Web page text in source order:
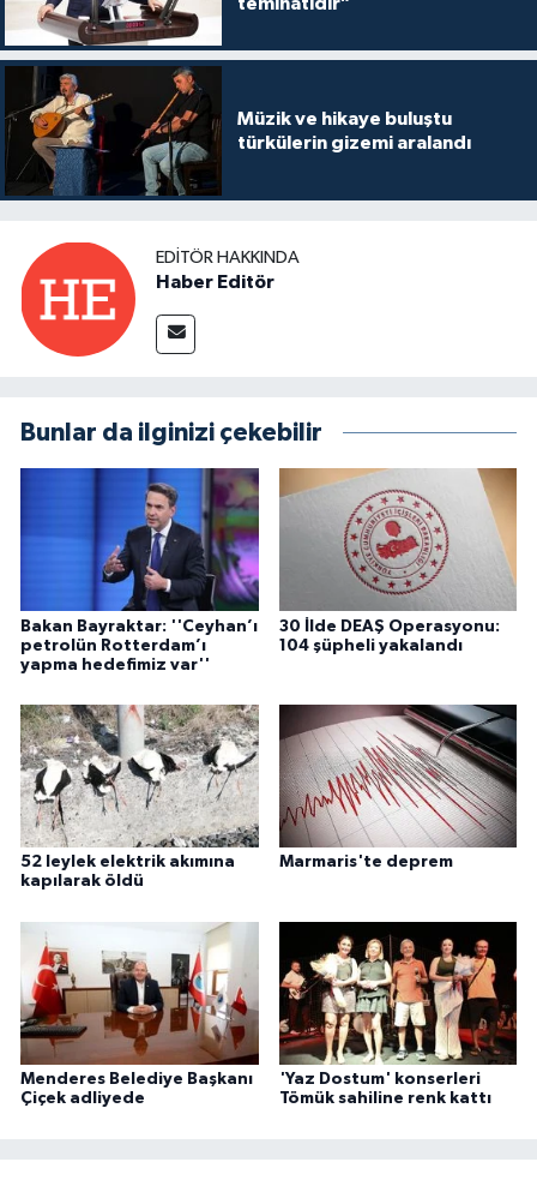
teminatıdır"
Müzik ve hikaye buluştu
türkülerin gizemi aralandı
EDITÖR HAKKINDA
Haber Editör
Bunlar da ilginizi çekebilir
Bakan Bayraktar: ''Ceyhan’ı
petrolün Rotterdam’ı
yapma hedefimiz var''
30 İlde DEAŞ Operasyonu:
104 şüpheli yakalandı
52 leylek elektrik akımına
kapılarak öldü
Marmaris'te deprem
Menderes Belediye Başkanı
Çiçek adliyede
'Yaz Dostum' konserleri
Tömük sahiline renk kattı